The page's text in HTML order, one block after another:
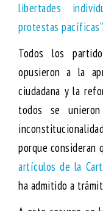
libertades
protestas pacíficas”.
Todos los
opusieron a la
ciudadana y la
todos se
porque consideran
artículos de la
ha admitido a